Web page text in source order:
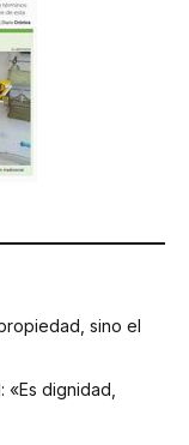
sino el
dignidad,